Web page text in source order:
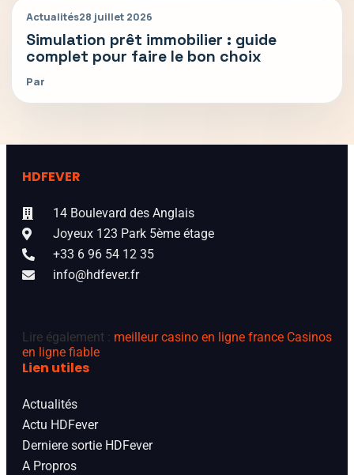
Actualités28 juillet 2026
Simulation prêt immobilier : guide
complet pour faire le bon choix
Par
HDFEVER
14 Boulevard des Anglais
Joyeux 123 Park 5ème étage
+33 6 96 54 12 35
info@hdfever.fr
Lire également : meilleur casino en ligne france Casinos
en ligne fiable
Lien utiles
Actualités
Actu HDFever
Derniere sortie HDFever
A Propros